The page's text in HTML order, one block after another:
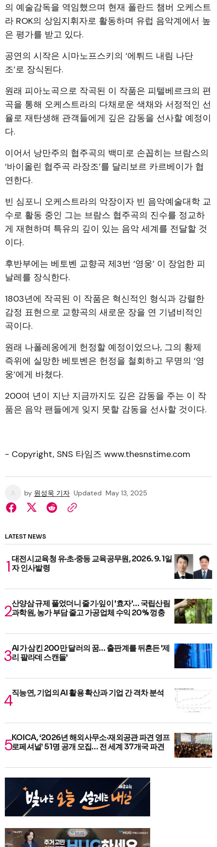
의 예술감독을 역임했으며 현재 폴란드 챔버 오케스트
라 ROK의 상임지휘자로 활동하며 유럽 음악계에서 높
은 평가를 받고 있다.
공연의 시작은 시마노프스키의 ‘에튀드 내림 나단
조’로 장식된다.
원래 피아노곡으로 작곡된 이 작품은 피텔베르크의 편
곡을 통해 오케스트라의 다채로운 색채와 서정적인 선
율로 재탄생해 관객들에게 깊은 감동을 선사할 예정이
다.
이어서 낭만주의 협주곡의 백미로 손꼽히는 브람스의
‘바이올린 협주곡 라장조’를 달리보르 카르베이가 협
연한다.
빈 심포니 오케스트라의 악장이자 빈 음악예술대학 교
수로 활동 중인 그는 브람스 협주곡의 진수를 정교하
게 재현하며 특유의 깊이 있는 음악 세계를 전달할 것
이다.
후반부에는 베토벤 교향곡 제3번 ‘영웅’ 이 장엄한 피
날레를 장식한다.
1803년에 작곡된 이 작품은 혁신적인 형식과 강렬한
감정 표현으로 교향곡의 새로운 장을 연 기념비적인
곡이다.
원래 나폴레옹에게 헌정할 예정이었으나, 그의 황제
즉위에 실망한 베토벤은 헌정을 철회하고 무명의 ‘영
웅’에게 바쳤다.
200여 년이 지난 지금까지도 깊은 감동을 주는 이 작
품은 음악 팬들에게 잊지 못할 감동을 선사할 것이다.
- Copyright, SNS 타임즈 www.thesnstime.com
by 원성욱 기자 Updated May 13, 2025
LATEST NEWS
대전시교육청 유·초·중등 교육공무원, 2026. 9. 1일
자 인사발령
산양삼 규제 풀었더니 줄기·잎이 '효자'… 국립산림
과학원, 농가 부담 줄고 가공업체 수익 20% 껑충
AI가 삼킨 200만 달러의 꿈… 출판계를 뒤흔든 '제
리 팔라데 스캔들'
직능연, 기업의 AI 활용 확산과 기업 간 격차 분석
KOICA, ‘2026년 해외사무소·재외공관 파견 영프
로페셔널’ 51명 공개 모집… 전 세계 37개국 파견